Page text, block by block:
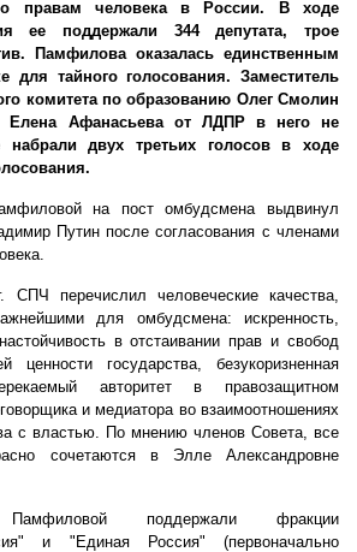
правам человека в России. В ходе
ее поддержали 344 депутата, трое
Памфилова оказалась единственным
для тайного голосования. Заместитель
комитета по образованию Олег Смолин
Елена Афанасьева от ЛДПР в него не
двух третьих голосов в ходе
на пост омбудсмена выдвинул
Путин после согласования с членами
СПЧ перечислил человеческие качества,
для омбудсмена: искренность,
в отстаивании прав и свобод
ценности государства, безукоризненная
авторитет в правозащитном
и медиатора во взаимоотношениях
с властью. По мнению членов Совета, все
сочетаются в Элле Александровне
Памфиловой поддержали фракции
и "Единая Россия" (первоначально